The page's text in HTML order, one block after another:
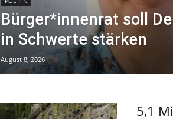
Bürger*innenrat soll
in Schwerte stärken
August 8, 2026
5,1